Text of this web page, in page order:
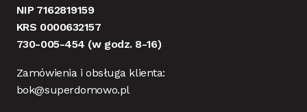
NIP 7162819159
KRS 0000632157
730-005-454 (w godz. 8-16)
Zamówienia i obsługa klienta:
bok@superdomowo.pl